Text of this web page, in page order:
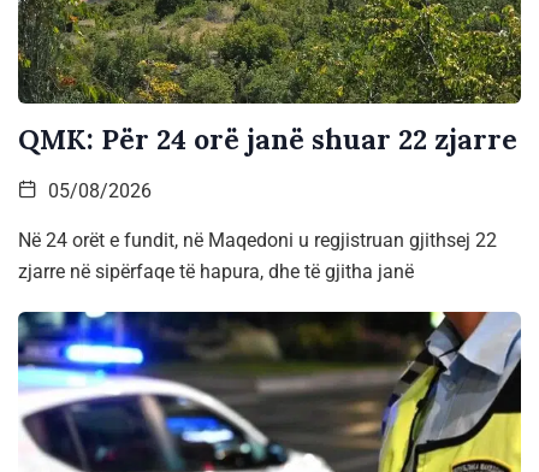
QMK: Për 24 orë janë shuar 22 zjarre
05/08/2026
Në 24 orët e fundit, në Maqedoni u regjistruan gjithsej 22
zjarre në sipërfaqe të hapura, dhe të gjitha janë